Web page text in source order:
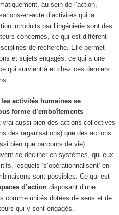
au sein de l’action,
en-acte d’activités qui la
introduits par l’ingénierie sont des
concernés, ce qui est différent
de recherche. Elle permet
et sujets engagés, ce qui a une
qui survient à et chez ces derniers :
les activités humaines se
forme d’emboîtements
vrai aussi bien des actions collectives
des organisations) que des actions
bien que parcours de vie).
se décliner en systèmes, qui eux-
lesquels ‘s’opérationnalisent’ en
sont possibles. Ce qui est
d’action disposant d’une
comme unités dotées de sens et de
qui y sont engagés.